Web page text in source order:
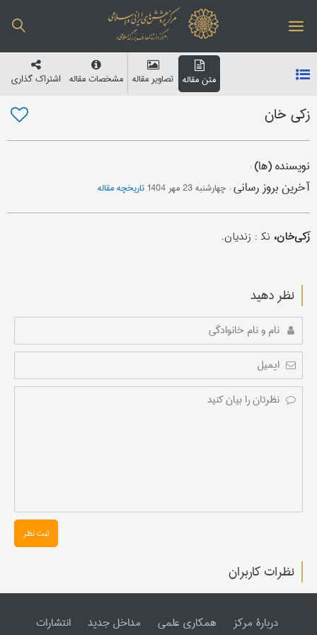
متن مقاله تصاویر مقاله مشخصات مقاله اشتراک گذاری
زکی خان
نویسنده (ها):
آخرین بروز رسانی: چهارشنبه 23 مهر 1404 تاریخچه مقاله
زَکی‌خان، نک‍ : زندیان.
نظر دهید
ثبت نظر
نظرات کاربران
دربارۀ مرکز همکاری علمی مداخل جدید انتشارات